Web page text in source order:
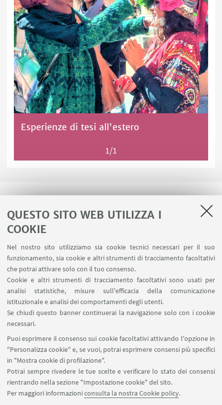
QUESTO SITO WEB UTILIZZA I
COOKIE
Nel nostro sito utilizziamo sia cookie tecnici necessari per il suo
funzionamento, sia cookie e altri strumenti di tracciamento facoltativi
che potrai attivare solo con il tuo consenso.
Cookie e altri strumenti di tracciamento facoltativi sono usati per
analisi statistiche, misure sull'efficacia della comunicazione
istituzionale e analisi dei comportamenti degli utenti.
Se chiudi questo banner continuerai la navigazione solo con i cookie
necessari.
Puoi esprimere il consenso sui cookie facoltativi attivando l'opzione in
"Personalizza cookie" e, se vuoi, potrai esprimere consensi più specifici
in "Mostra cookie di profilazione".
Potrai sempre rivedere le tue scelte e verificare lo stato dei consensi
rientrando nella sezione "Impostazione cookie" del sito.
Per maggiori informazioniconsulta la nostra Cookie policy.
Esperienze di tesi all'estero
1/1
Area riservata
Contatti
SEGUI IL DIPARTIMENTO SU:
SEGUI UNIBO SU:
APP: